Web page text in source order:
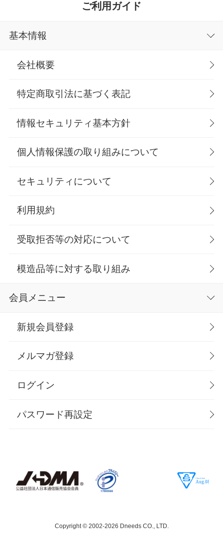
ご利用ガイド
基本情報
会社概要
特定商取引法に基づく表記
情報セキュリティ基本方針
個人情報保護の取り組みについて
セキュリティについて
利用規約
受取拒否等の対応について
模造品等に対する取り組み
会員メニュー
新規会員登録
メルマガ登録
ログイン
パスワード再設定
Copyright © 2002-2026 Dneeds CO., LTD.